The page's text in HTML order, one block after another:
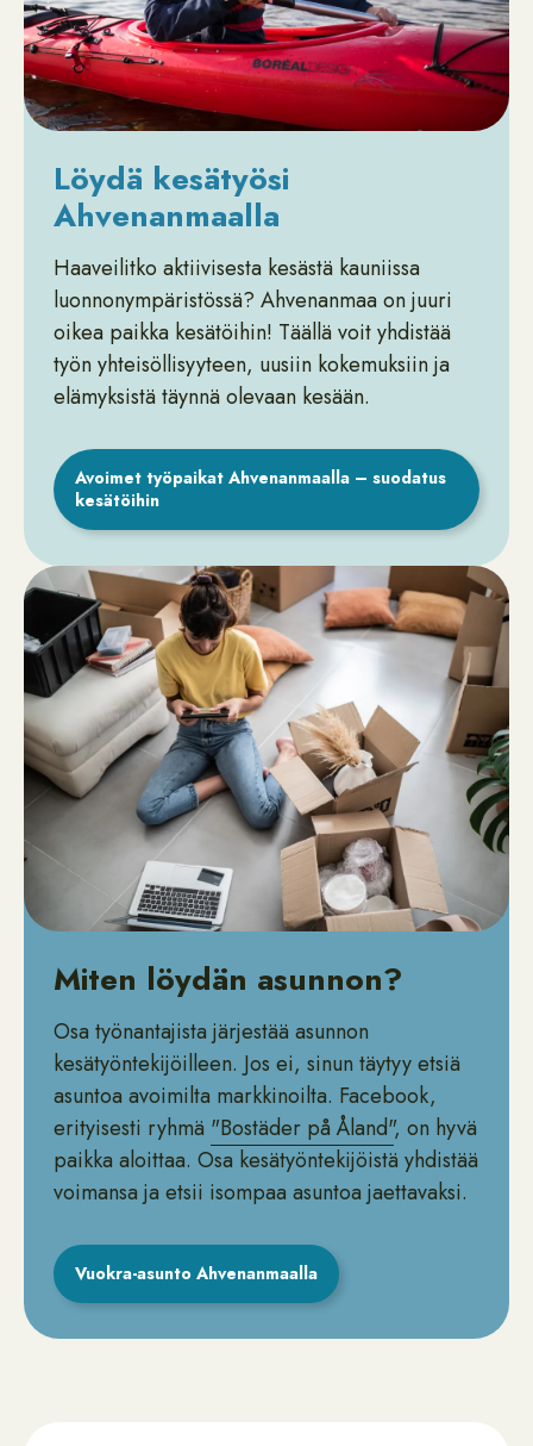
Löydä kesätyösi
Ahvenanmaalla
Haaveilitko aktiivisesta kesästä kauniissa
luonnonympäristössä? Ahvenanmaa on juuri
oikea paikka kesätöihin! Täällä voit yhdistää
työn yhteisöllisyyteen, uusiin kokemuksiin ja
elämyksistä täynnä olevaan kesään.
Avoimet työpaikat Ahvenanmaalla – suodatus
kesätöihin
Miten löydän asunnon?
Osa työnantajista järjestää asunnon
kesätyöntekijöilleen. Jos ei, sinun täytyy etsiä
asuntoa avoimilta markkinoilta. Facebook,
erityisesti ryhmä "Bostäder på Åland", on hyvä
paikka aloittaa. Osa kesätyöntekijöistä yhdistää
voimansa ja etsii isompaa asuntoa jaettavaksi.
Vuokra-asunto Ahvenanmaalla